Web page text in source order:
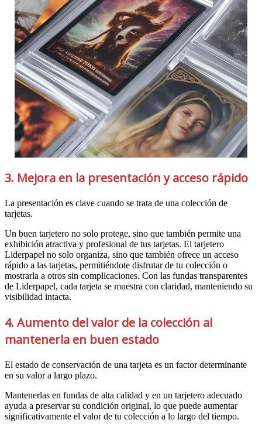
3. Mejora en la presentación y acceso rápido
La presentación es clave cuando se trata de una colección de
tarjetas.
Un buen tarjetero no solo protege, sino que también permite una
exhibición atractiva y profesional de tus tarjetas. El tarjetero
Liderpapel no solo organiza, sino que también ofrece un acceso
rápido a las tarjetas, permitiéndote disfrutar de tu colección o
mostrarla a otros sin complicaciones. Con las fundas transparentes
de Liderpapel, cada tarjeta se muestra con claridad, manteniendo su
visibilidad intacta.
4. Aumento del valor de la colección al
mantenerla en buen estado
El estado de conservación de una tarjeta es un factor determinante
en su valor a largo plazo.
Mantenerlas en fundas de alta calidad y en un tarjetero adecuado
ayuda a preservar su condición original, lo que puede aumentar
significativamente el valor de tu colección a lo largo del tiempo.